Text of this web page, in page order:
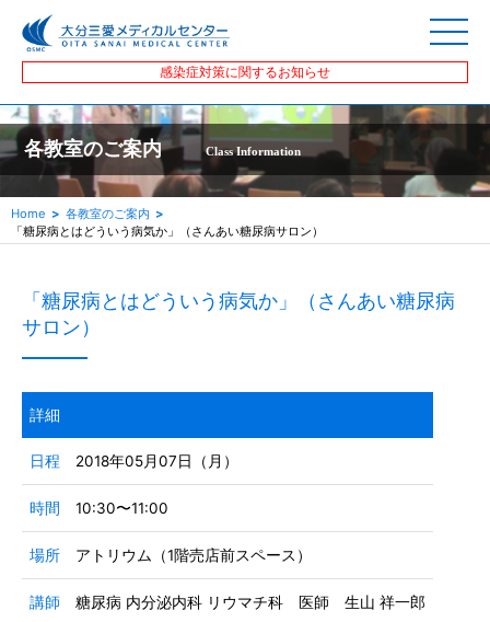
感染症対策に関するお知らせ
各教室のご案内 Class Information
Home
各教室のご案内
「糖尿病とはどういう病気か」（さんあい糖尿病サロン）
「糖尿病とはどういう病気か」（さんあい糖尿病
サロン）
詳細
日程 2018年05月07日（月）
時間 10:30〜11:00
場所 アトリウム（1階売店前スペース）
講師 糖尿病 内分泌内科 リウマチ科 医師 生山 祥一郎